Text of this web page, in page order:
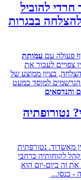
להוביל
בבגרות
עםעמותת
לעבור את
ממוצע של
למוסד כמעט
נטורפתית
ברחבי
יום הוא